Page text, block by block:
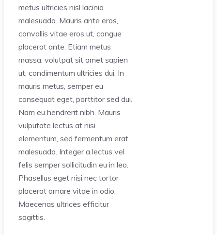
metus ultricies nisl lacinia
malesuada. Mauris ante eros,
convallis vitae eros ut, congue
placerat ante. Etiam metus
massa, volutpat sit amet sapien
ut, condimentum ultricies dui. In
mauris metus, semper eu
consequat eget, porttitor sed dui.
Nam eu hendrerit nibh. Mauris
vulputate lectus at nisi
elementum, sed fermentum erat
malesuada. Integer a lectus vel
felis semper sollicitudin eu in leo.
Phasellus eget nisi nec tortor
placerat ornare vitae in odio.
Maecenas ultrices efficitur
sagittis.